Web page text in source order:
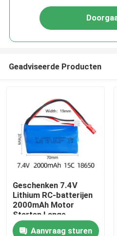
Huis
Geadviseerde Producten
Geschenken 7.4V
Lithium RC-batterijen
2000mAh Motor
Starten Lange
levensduur Li-ion
Aanvraag sturen